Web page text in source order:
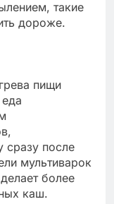
такие
дороже.
пищи
сразу после
мультиварок
более
каш.